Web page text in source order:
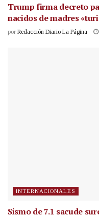
Trump firma decreto
nacidos de madres
por Redacción Diario La Página
INTERNACIONALES
Sismo de 7.1 sacude